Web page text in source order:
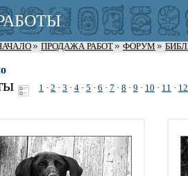
ПРОДАЖА РАБОТ ФОРУМ
1 · 2 · 3 · 4 · 5 · 6 · 7 · 8 · 9 · 10 · 11 · 12